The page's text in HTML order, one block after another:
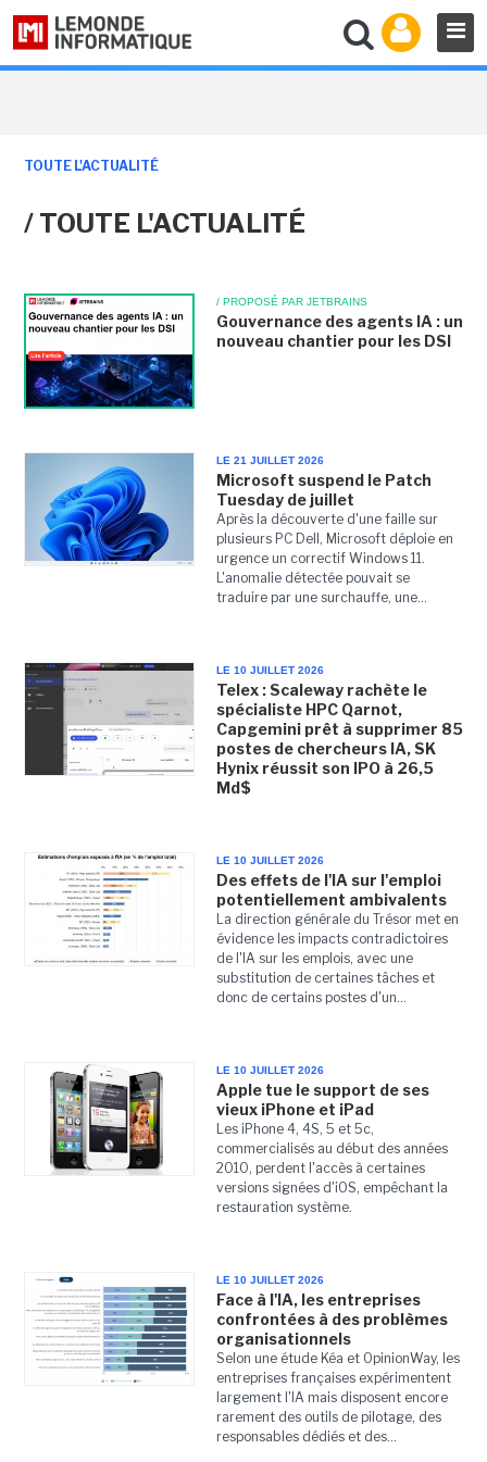
TOUTE L'ACTUALITÉ
/ TOUTE L'ACTUALITÉ
/ PROPOSÉ PAR JETBRAINS
Gouvernance des agents IA : un
nouveau chantier pour les DSI
LE 21 JUILLET 2026
Microsoft suspend le Patch
Tuesday de juillet
Après la découverte d'une faille sur
plusieurs PC Dell, Microsoft déploie en
urgence un correctif Windows 11.
L'anomalie détectée pouvait se
traduire par une surchauffe, une...
LE 10 JUILLET 2026
Telex : Scaleway rachète le
spécialiste HPC Qarnot,
Capgemini prêt à supprimer 85
postes de chercheurs IA, SK
Hynix réussit son IPO à 26,5
Md$
LE 10 JUILLET 2026
Des effets de l'IA sur l'emploi
potentiellement ambivalents
La direction générale du Trésor met en
évidence les impacts contradictoires
de l'IA sur les emplois, avec une
substitution de certaines tâches et
donc de certains postes d'un...
LE 10 JUILLET 2026
Apple tue le support de ses
vieux iPhone et iPad
Les iPhone 4, 4S, 5 et 5c,
commercialisés au début des années
2010, perdent l'accès à certaines
versions signées d'iOS, empêchant la
restauration système.
LE 10 JUILLET 2026
Face à l'IA, les entreprises
confrontées à des problèmes
organisationnels
Selon une étude Kéa et OpinionWay, les
entreprises françaises expérimentent
largement l'IA mais disposent encore
rarement des outils de pilotage, des
responsables dédiés et des...